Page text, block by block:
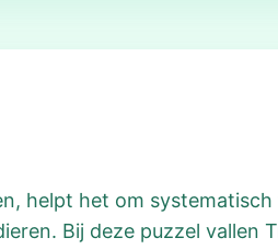
helpt het om
Bij deze puzzel vallen